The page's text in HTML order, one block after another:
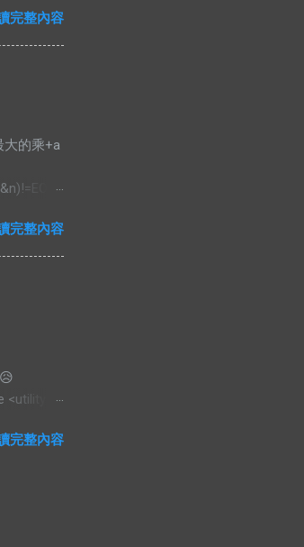
std;
first
id, int
完整內容
的乘+a
完整內容
😥
完整內容